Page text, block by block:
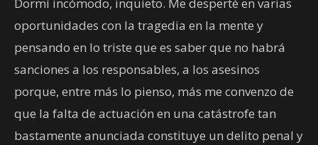
Dormí incómodo, inquieto. Me desperté en varias
oportunidades con la tragedia en la mente y
pensando en lo triste que es saber que no habrá
sanciones a los responsables, a los asesinos
porque, entre más lo pienso, más me convenzo de
que la falta de actuación en una catástrofe tan
bastamente anunciada constituye un delito penal y